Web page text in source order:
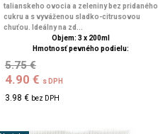
talianskeho ovocia a zeleniny bez pridaného
cukru a s vyváženou sladko-citrusovou
chuťou. Ideálny na zd...
Objem: 3 x 200ml
Hmotnosť pevného podielu:
5.75 €
4.90 € s DPH
3.98 € bez DPH